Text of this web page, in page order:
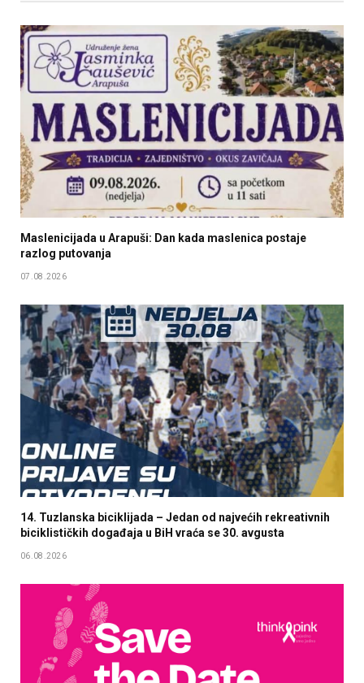
Maslenicijada u Arapuši: Dan kada maslenica postaje
razlog putovanja
07.08.2026
14. Tuzlanska biciklijada – Jedan od najvećih rekreativnih
biciklističkih događaja u BiH vraća se 30. avgusta
06.08.2026